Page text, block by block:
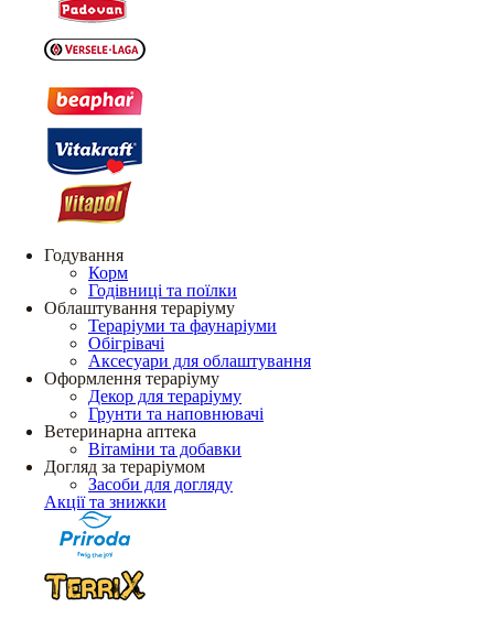
Годування
Корм
Годівниці та поїлки
Облаштування тераріуму
Тераріуми та фаунаріуми
Обігрівачі
Аксесуари для облаштування
Оформлення тераріуму
Декор для тераріуму
Грунти та наповнювачі
Ветеринарна аптека
Вітаміни та добавки
Догляд за тераріумом
Засоби для догляду
Акції та знижки